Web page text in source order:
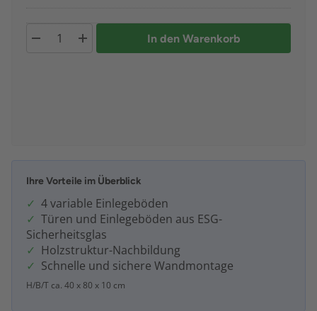
In den Warenkorb
Ihre Vorteile im Überblick
4 variable Einlegeböden
Türen und Einlegeböden aus ESG-
Sicherheitsglas
Holzstruktur-Nachbildung
Schnelle und sichere Wandmontage
H/B/T ca. 40 x 80 x 10 cm